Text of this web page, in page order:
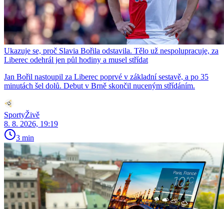
Ukazuje se, proč Slavia Bořila odstavila. Tělo už nespolupracuje, za
Liberec odehrál jen půl hodiny a musel střídat
Jan Bořil nastoupil za Liberec poprvé v základní sestavě, a po 35
minutách šel dolů. Debut v Brně skončil nuceným střídáním.
SportyŽivě
8. 8. 2026, 19:19
3 min